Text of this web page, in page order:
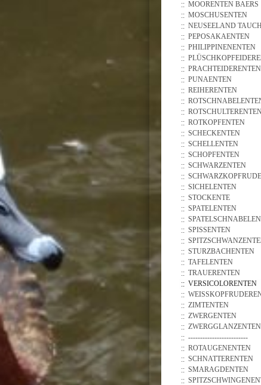
MOORENTEN BAERS
MOSCHUSENTEN
NEUSEELAND
PEPOSAKAENTEN
PHILIPPINENENTEN
PRACHTEIDERENTEN
PUNAENTEN
REIHERENTEN
ROTKOPFENTEN
SCHECKENTEN
SCHELLENTEN
SCHOPFENTEN
SCHWARZENTEN
SICHELENTEN
STOCKENTE
SPATELENTEN
SPISSENTEN
STURZBACHENTEN
TAFELENTEN
TRAUERENTEN
VERSICOLORENTEN
ZIMTENTEN
ZWERGENTEN
ZWERGGLANZENTEN
-------------------------
ROTAUGENENTEN
SCHNATTERENTEN
SMARAGDENTEN